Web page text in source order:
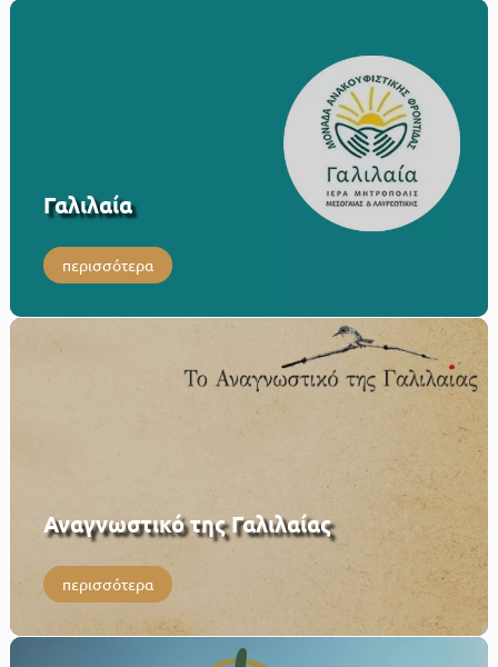
Γαλιλαία
περισσότερα
Αναγνωστικό της Γαλιλαίας
περισσότερα